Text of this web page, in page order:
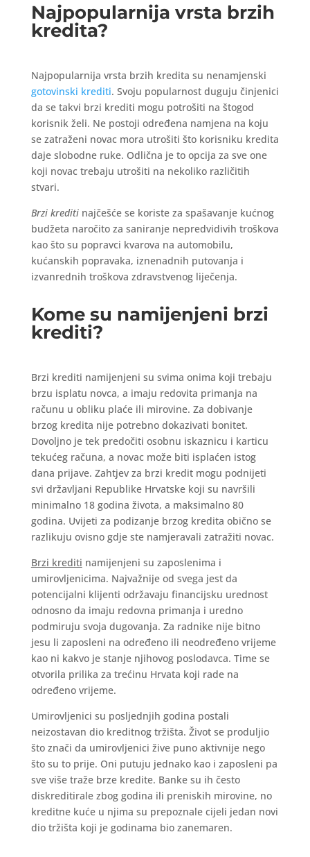
Najpopularnija vrsta brzih
kredita?
Najpopularnija vrsta brzih kredita su nenamjenski
gotovinski krediti. Svoju popularnost duguju činjenici
da se takvi brzi krediti mogu potrošiti na štogod
korisnik želi. Ne postoji određena namjena na koju
se zatraženi novac mora utrošiti što korisniku kredita
daje slobodne ruke. Odlična je to opcija za sve one
koji novac trebaju utrošiti na nekoliko različitih
stvari.
Brzi kreditinajčešće se koriste za spašavanje kućnog
budžeta naročito za saniranje nepredvidivih troškova
kao što su popravci kvarova na automobilu,
kućanskih popravaka, iznenadnih putovanja i
izvanrednih troškova zdravstvenog liječenja.
Kome su namijenjeni brzi
krediti?
Brzi krediti namijenjeni su svima onima koji trebaju
brzu isplatu novca, a imaju redovita primanja na
računu u obliku plaće ili mirovine. Za dobivanje
brzog kredita nije potrebno dokazivati bonitet.
Dovoljno je tek predočiti osobnu iskaznicu i karticu
tekućeg računa, a novac može biti isplaćen istog
dana prijave. Zahtjev za brzi kredit mogu podnijeti
svi državljani Republike Hrvatske koji su navršili
minimalno 18 godina života, a maksimalno 80
godina. Uvijeti za podizanje brzog kredita obično se
razlikuju ovisno gdje ste namjeravali zatražiti novac.
Brzi krediti namijenjeni su zaposlenima i
umirovljenicima. Najvažnije od svega jest da
potencijalni klijenti održavaju financijsku urednost
odnosno da imaju redovna primanja i uredno
podmiruju svoja dugovanja. Za radnike nije bitno
jesu li zaposleni na određeno ili neodređeno vrijeme
kao ni kakvo je stanje njihovog poslodavca. Time se
otvorila prilika za trećinu Hrvata koji rade na
određeno vrijeme.
Umirovljenici su posljednjih godina postali
neizostavan dio kreditnog tržišta. Život se produljio
što znači da umirovljenici žive puno aktivnije nego
što su to prije. Oni putuju jednako kao i zaposleni pa
sve više traže brze kredite. Banke su ih često
diskreditirale zbog godina ili preniskih mirovine, no
kreditne kuće u njima su prepoznale cijeli jedan novi
dio tržišta koji je godinama bio zanemaren.